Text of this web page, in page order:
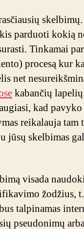
pirmas
žingsnis
link
skelbimų.
parduoti kokią
Tinkamai
procesą kur
net
kabančių
kad
reikalauja tam
jūsų skelbimas
visada
žodžius,
talpinamas
pseudonimų